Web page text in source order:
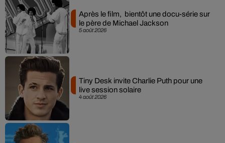
5 août 2026
Après le film, bientôt une docu-série sur
le père de Michael Jackson
4 août 2026
Tiny Desk invite Charlie Puth pour une
live session solaire